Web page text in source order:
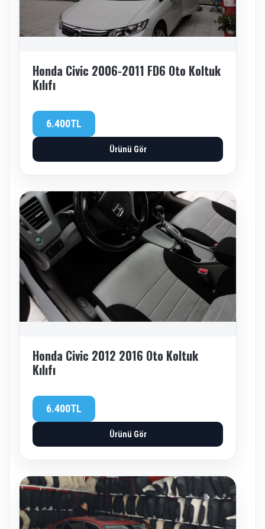
Honda Civic 2006-2011 FD6 Oto Koltuk
Kılıfı
6.400TL
Ürünü Gör
Honda Civic 2012 2016 Oto Koltuk
Kılıfı
6.400TL
Ürünü Gör